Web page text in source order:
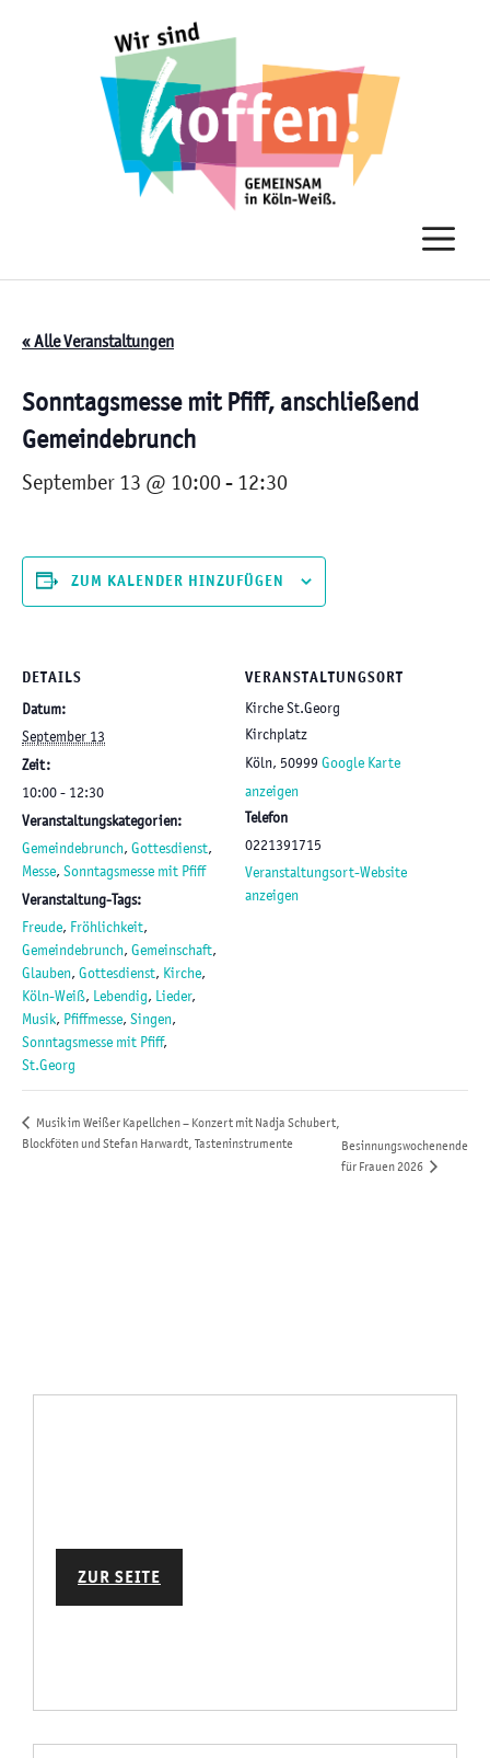
« Alle Veranstaltungen
Sonntagsmesse mit Pfiff, anschließend
Gemeindebrunch
September 13 @ 10:00- 12:30
ZUM KALENDER HINZUFÜGEN
DETAILS
Datum:
September 13
Zeit:
10:00 - 12:30
Veranstaltungskategorien:
Gemeindebrunch, Gottesdienst,
Messe, Sonntagsmesse mit Pfiff
Veranstaltung-Tags:
Freude, Fröhlichkeit,
Gemeindebrunch, Gemeinschaft,
Glauben, Gottesdienst, Kirche,
Köln-Weiß, Lebendig, Lieder,
Musik, Pfiffmesse, Singen,
Sonntagsmesse mit Pfiff,
St.Georg
VERANSTALTUNGSORT
Kirche St.Georg
Kirchplatz
Köln, 50999 Google Karte
anzeigen
Telefon
0221391715
Veranstaltungsort-Website
anzeigen
Musik im Weißer Kapellchen – Konzert mit Nadja Schubert,
Blockföten und Stefan Harwardt, Tasteninstrumente
Besinnungswochenende
für Frauen 2026
ZUR SEITE